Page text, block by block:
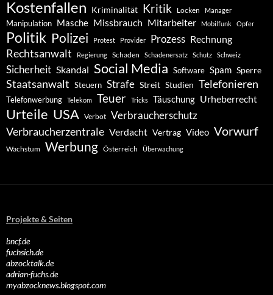
Kostenfallen Kriminalität Kritik Locken Manager
Manipulation Masche Missbrauch Mitarbeiter Mobilfunk Opfer
Politik Polizei Protest Provider Prozess Rechnung
Rechtsanwalt Regierung Schaden Schadenersatz Schutz Schweiz
Sicherheit Skandal Social Media Software Spam Sperre
Staatsanwalt Steuern Strafe Streit Studien Telefonieren
Telefonwerbung Telekom Teuer Tricks Täuschung Urheberrecht
Urteile USA Verbot Verbraucherschutz
Verbraucherzentrale Verdacht Vertrag Video Vorwurf
Wachstum Werbung Österreich Überwachung
Projekte & Seiten
bncf.de
fuchsich.de
abzocktalk.de
adrian-fuchs.de
myabzocknews.blogspot.com